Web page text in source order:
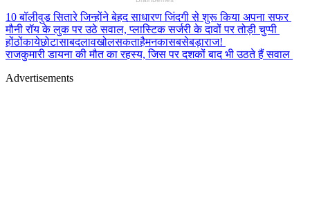
10 बॉलीवुड सितारे जिन्होंने बेहद साधारण जिंदगी से शुरू किया अपना सफर
मौनी रॉय के लुक पर उठे सवाल, प्लास्टिक सर्जरी के दावों पर तोड़ी चुप्पी
होंठोंकायेछोटासाबदलावखोलसकताहैमनकासबसेबड़ाराज!
राजकुमारी डायना की मौत का रहस्य, जिस पर दशकों बाद भी उठते हैं सवाल
Advertisements